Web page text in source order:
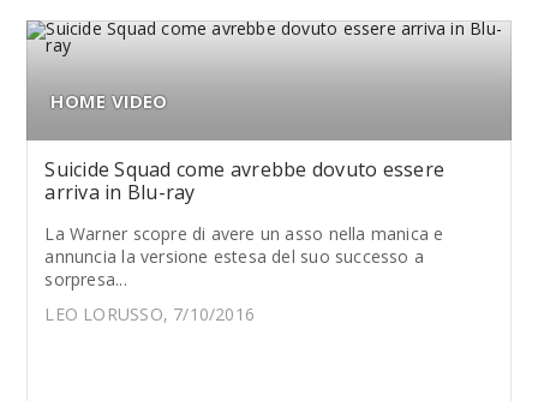
HOME VIDEO
Suicide Squad come avrebbe dovuto essere
arriva in Blu-ray
La Warner scopre di avere un asso nella manica e
annuncia la versione estesa del suo successo a
sorpresa...
LEO LORUSSO, 7/10/2016